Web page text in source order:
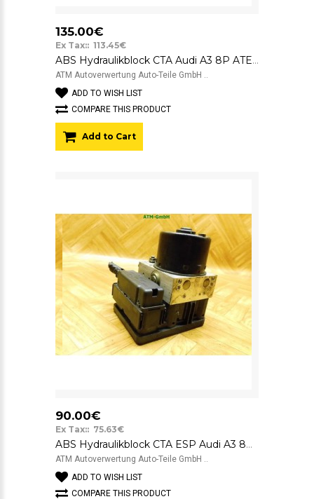
135.00€
Ex Tax:: 113.45€
ABS Hydraulikblock CTA Audi A3 8P ATE 10.0206-0221.4 1K0907379AA
ATM Autoverwertung Auto-Teile GmbH ..
ADD TO WISH LIST
COMPARE THIS PRODUCT
Add to Cart
90.00€
Ex Tax:: 75.63€
ABS Hydraulikblock CTA ESP Audi A3 8P 1K0614517H 10.0206-0106.4 ATE
ATM Autoverwertung Auto-Teile GmbH ..
ADD TO WISH LIST
COMPARE THIS PRODUCT